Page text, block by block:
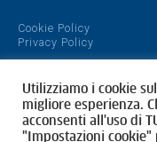
Cookie Policy
Privacy Policy
Utilizziamo i cookie
migliore esperienza.
acconsenti all'uso di
"Impostazioni cookie"